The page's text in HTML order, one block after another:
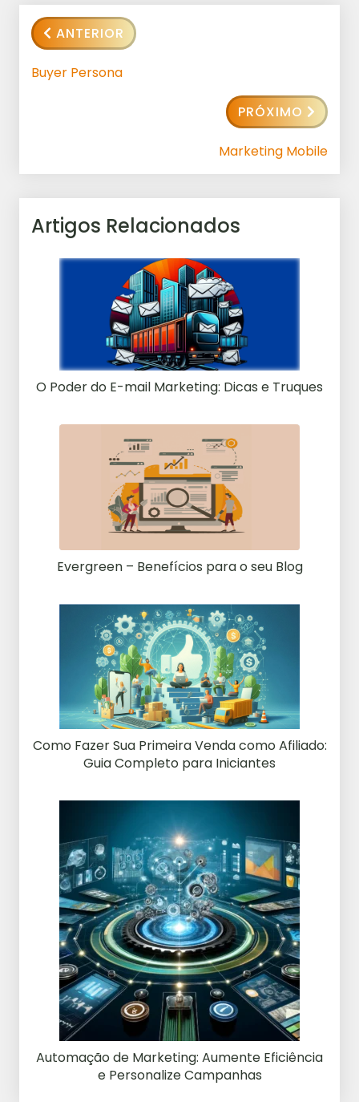
ANTERIOR
Buyer Persona
PRÓXIMO
Marketing Mobile
Artigos Relacionados
O Poder do E-mail Marketing: Dicas e Truques
Evergreen – Benefícios para o seu Blog
Como Fazer Sua Primeira Venda como Afiliado:
Guia Completo para Iniciantes
Automação de Marketing: Aumente Eficiência
e Personalize Campanhas